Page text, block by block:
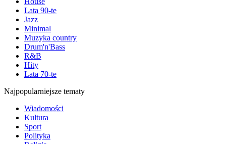
Lata 90-te
Jazz
Minimal
Muzyka country
Drum'n'Bass
R&B
Hity
Lata 70-te
Najpopularniejsze tematy
Wiadomości
Kultura
Sport
Polityka